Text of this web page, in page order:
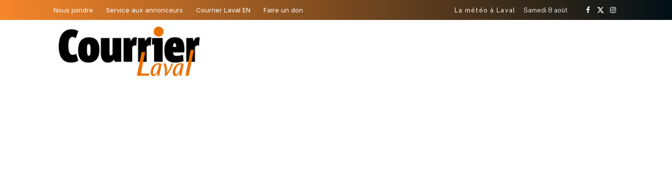
Nous joindre Service aux annonceurs Courrier Laval EN Faire un don La météo à Laval Samedi 8 août
Facebook
X
Instagram